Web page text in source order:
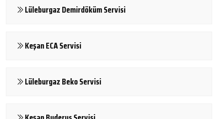
Lüleburgaz Demirdöküm Servisi
Keşan ECA Servisi
Lüleburgaz Beko Servisi